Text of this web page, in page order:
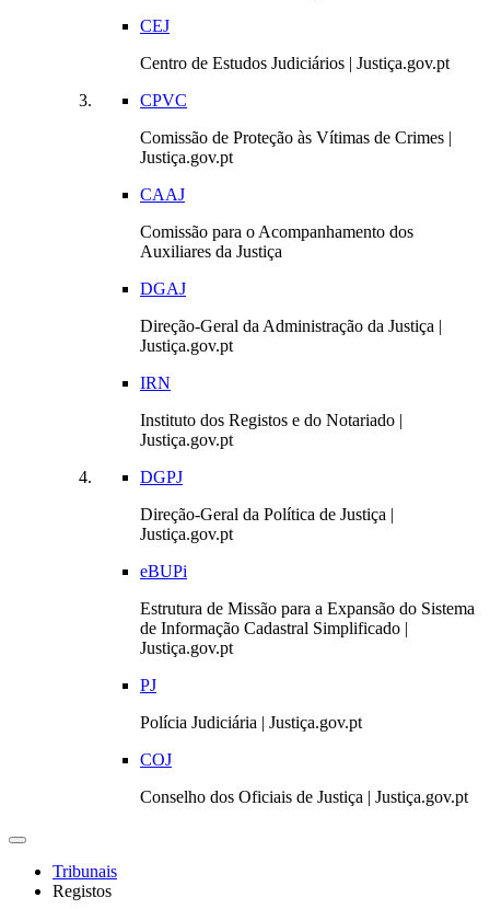
CEJ
Centro de Estudos Judiciários | Justiça.gov.pt
CPVC
Comissão de Proteção às Vítimas de Crimes |
Justiça.gov.pt
CAAJ
Comissão para o Acompanhamento dos
Auxiliares da Justiça
DGAJ
Direção-Geral da Administração da Justiça |
Justiça.gov.pt
IRN
Instituto dos Registos e do Notariado |
Justiça.gov.pt
DGPJ
Direção-Geral da Política de Justiça |
Justiça.gov.pt
eBUPi
Estrutura de Missão para a Expansão do Sistema
de Informação Cadastral Simplificado |
Justiça.gov.pt
PJ
Polícia Judiciária | Justiça.gov.pt
COJ
Conselho dos Oficiais de Justiça | Justiça.gov.pt
Toggle
navigationTribunais
Registos